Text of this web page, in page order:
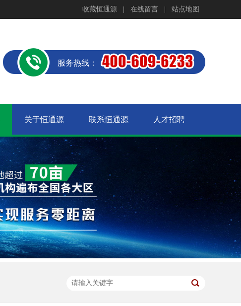
收藏恒通源 在线留言 站点地图
服务热线：
关于恒通源 联系恒通源 人才招聘